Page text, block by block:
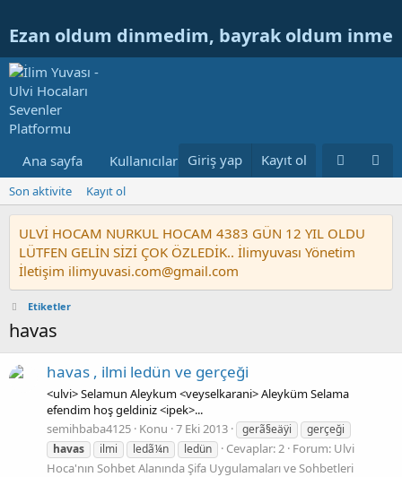
Ezan oldum dinmedim, bayrak oldum
Ana sayfa Kullanıcılar Ulvi Hocanın Konuları
Giriş yap Kayıt ol
Son aktivite Kayıt ol
ULVİ HOCAM NURKUL HOCAM 4383 GÜN 12 YIL OLDU
LÜTFEN GELİN SİZİ ÇOK ÖZLEDİK.. İlimyuvası Yönetim
İletişim ilimyuvasi.com@gmail.com
Etiketler
havas
havas , ilmi ledün ve gerçeği
<ulvi> Selamun Aleykum <veyselkarani> Aleyküm Selama
efendim hoş geldiniz <ipek>...
semihbaba4125 Konu 7 Eki 2013 gerã§eäÿi
gerçeği
havas
ilmi ledã¼n ledün Cevaplar: 2 Forum: Ulvi
Hoca'nın Sohbet Alanında Şifa Uygulamaları ve Sohbetleri